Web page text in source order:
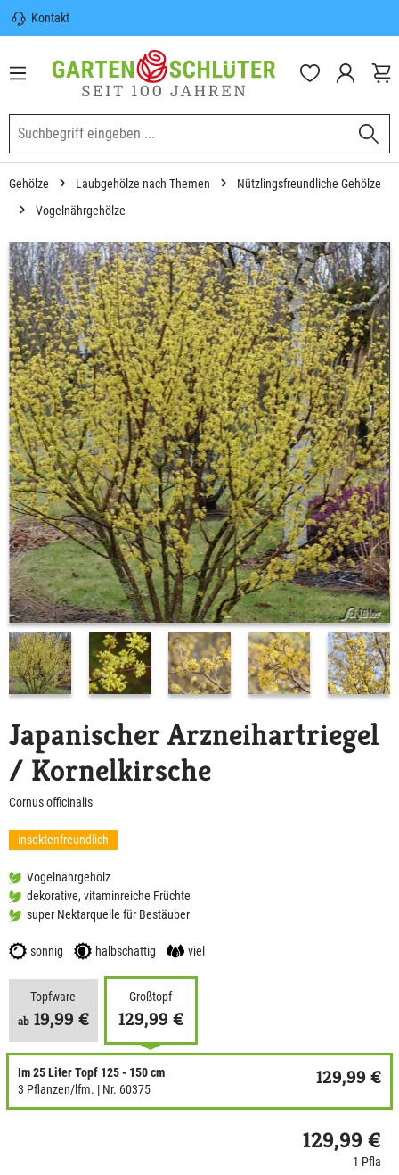
springen
Kontakt
Sicherer Versand | Versandkostenfrei
(DE) ab 100€
Garten-Schlüter Anwachsgarantie
Gehölze Laubgehölze nach Themen
Nützlingsfreundliche Gehölze
Vogelnährgehölze
Japanischer Arzneihartriegel
/ Kornelkirsche
Cornus officinalis
insektenfreundlich
Vogelnährgehölz
dekorative, vitaminreiche Früchte
super Nektarquelle für Bestäuber
sonnig halbschattig viel
Topfware
ab 19,99 €
Großtopf
129,99 €
Im 25 Liter Topf 125 - 150 cm
3 Pflanzen/lfm. | Nr. 60375
129,99 €
129,99 €
1 Pfla